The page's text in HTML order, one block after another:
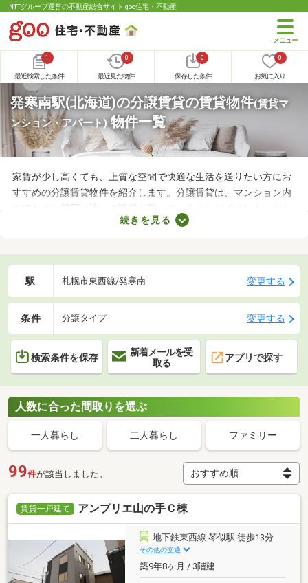
NTTグループ運営の不動産総合サイト goo住宅・不動産
1
最近検索した条件
0
最近見た物件
0
保存した条件
0
お気に入り
発寒南駅(北海道)の分譲賃貸の賃貸物件(賃貸マ
ンション・アパート)物件一覧
家賃が少し高くても、上質な空間で快適な生活を送りたい方にお
すすめの分譲賃貸物件を紹介します。分譲賃貸は、マンション内
のほかのお部屋に比べて設備が整っていることがポイント。なか
には高級感のある内装に整えられた物件もあるので、グレードの
貸物件のなかから、気になるお部屋を見つけてくださいね。
続きを見る
駅 札幌市東西線/発寒南 変更する
条件 分譲タイプ 変更する
検索条件を保存
新着メールを受
取る
アプリで探す
人数に合った間取りを選ぶ
一人暮らし 二人暮らし ファミリー
99件が該当しました。
賃貸一戸建て アンプリエ山の手Ｃ棟
地下鉄東西線 琴似駅 徒歩13分
その他の交通
築9年8ヶ月 / 3階建